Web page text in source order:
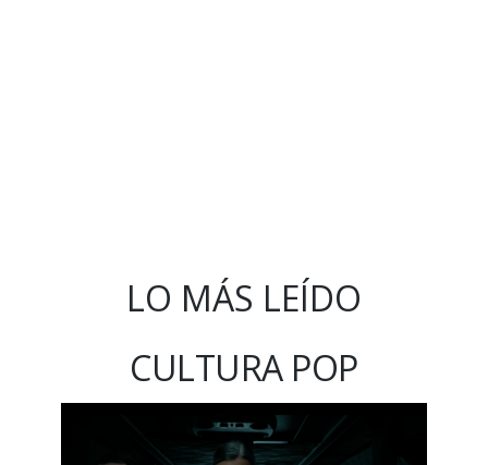
LO MÁS LEÍDO
CULTURA POP